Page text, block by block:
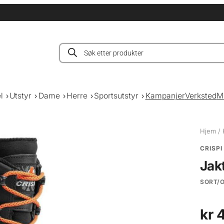
Products
search
Utstyr Dame Herre Sportsutstyr KampanjerVerksted
Hjem /
CRISPI
SORT/
kr